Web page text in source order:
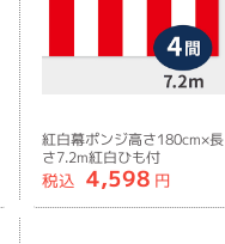
紅白幕ポンジ高さ180cm×長
さ7.2m紅白ひも付
税込 4,598 円